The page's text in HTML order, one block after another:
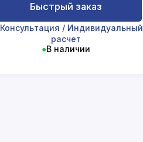
Быстрый заказ
Консультация / Индивидуальный
расчет
●В наличии